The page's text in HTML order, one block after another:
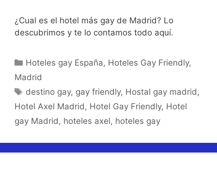
¿Cual es el hotel más gay de Madrid? Lo
descubrimos y te lo contamos todo aquí.
Categorías
Hoteles gay España, Hoteles Gay Friendly,
Madrid
Etiquetas
destino gay, gay friendly, Hostal gay madrid ,
Hotel Axel Madrid , Hotel Gay Friendly, Hotel
gay Madrid , hoteles axel, hoteles gay